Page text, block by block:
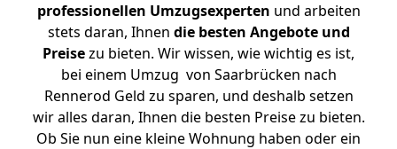
professionellen Umzugsexperten und arbeiten
stets daran, Ihnen die besten Angebote und
Preisezu bieten. Wir wissen, wie wichtig es ist,
bei einem Umzug von Saarbrücken nach
Rennerod Geld zu sparen, und deshalb setzen
wir alles daran, Ihnen die besten Preise zu bieten.
Ob Sie nun eine kleine Wohnung haben oder ein